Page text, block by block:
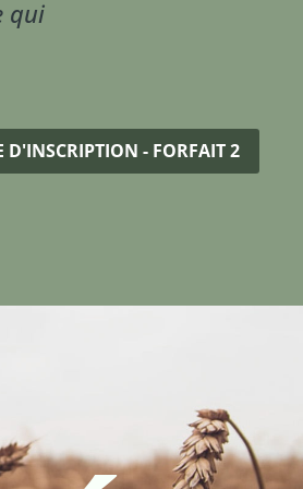
qui
D'INSCRIPTION - FORFAIT 2